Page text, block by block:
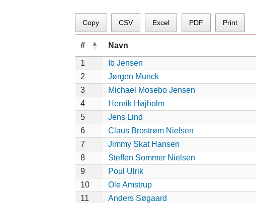
Copy CSV Excel PDF Print
# Navn
1 Ib Jensen
2
Jørgen Munck
3
Michael Mosebo Jensen
4
Henrik Højholm
5
Jens Lind
6
Claus Brostrøm Nielsen
7
Jimmy Skat Hansen
8
Steffen Sommer Nielsen
9
Poul Ulrik
10
Ole Amstrup
11
Anders Søgaard